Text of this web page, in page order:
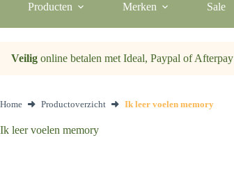
Producten Merken Sale
Veilig online betalen met Ideal, Paypal of Afterpay
Home Productoverzicht Ik leer voelen memory
Ik leer voelen memory